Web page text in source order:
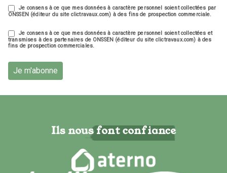
Je consens à ce que mes données à caractère personnel soient collectées par
ONSSEN (éditeur du site clictravaux.com) à des fins de prospection commerciale.
Je consens à ce que mes données à caractère personnel soient collectées et
transmises à des partenaires de ONSSEN (éditeur du site clictravaux.com) à des
fins de prospection commerciales.
Je m'abonne
Ils nous font confiance